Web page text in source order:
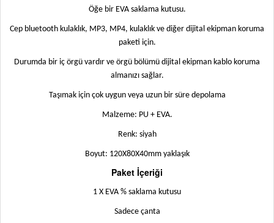
Öğe bir EVA saklama kutusu.
Cep bluetooth kulaklık, MP3, MP4, kulaklık ve diğer dijital ekipman koruma
paketi için.
Durumda bir iç örgü vardır ve örgü bölümü dijital ekipman kablo koruma
almanızı sağlar.
Taşımak için çok uygun veya uzun bir süre depolama
Malzeme: PU + EVA.
Renk: siyah
Boyut: 120X80X40mm yaklaşık
Paket İçeriği
1 X EVA % saklama kutusu
Sadece çanta